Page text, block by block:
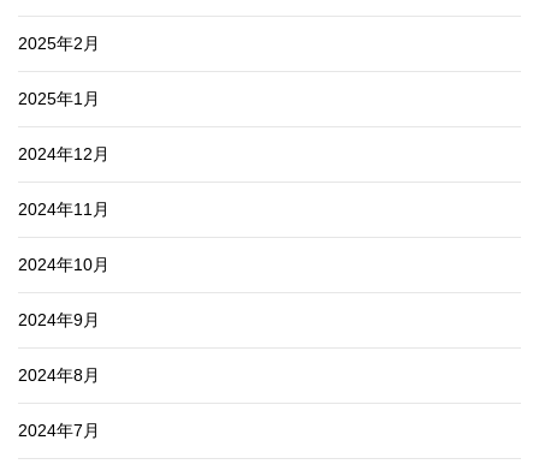
2025年2月
2025年1月
2024年12月
2024年11月
2024年10月
2024年9月
2024年8月
2024年7月